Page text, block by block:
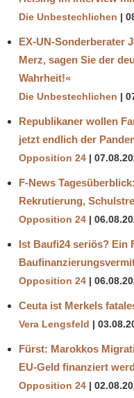
Die Unbestechlichen
EX-UN-Sonderberater
Merz, sagen Sie der
Wahrheit!«
Die Unbestechlichen
Republikaner wollen
jetzt endlich der
Opposition 24
F-News
Rekrutierung,
Opposition 24
Ist Baufi24 seriös? Ein
Opposition 24
Ceuta ist Merkels
Vera Lengsfeld
Fürst: Marokkos
EU-Geld finanziert
Opposition 24